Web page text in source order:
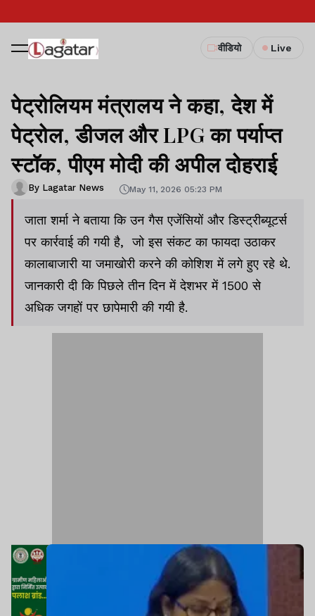
वीडियो Live
पेट्रोलियम मंत्रालय ने कहा, देश में
पेट्रोल, डीजल और LPG का पर्याप्त‍
स्टॉक, पीएम मोदी की अपील दोहराई
By Lagatar News May 11, 2026 05:23 PM
जाता शर्मा ने बताया कि उन गैस एजेंसियों और डिस्ट्रीब्यूटर्स
पर कार्रवाई की गयी है, जो इस संकट का फायदा उठाकर
कालाबाजारी या जमाखोरी करने की कोशिश में लगे हुए रहे थे.
जानकारी दी कि पिछले तीन दिन में देशभर में 1500 से
अधिक जगहों पर छापेमारी की गयी है.